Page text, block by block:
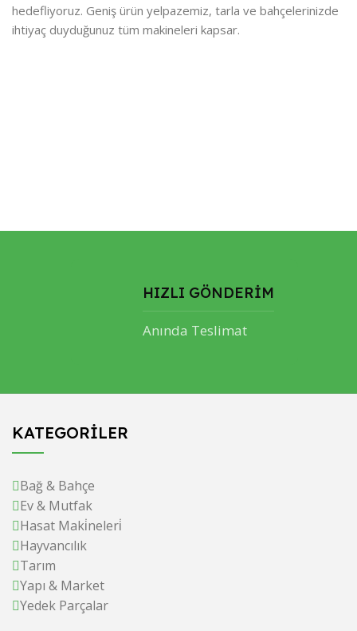
hedefliyoruz. Geniş ürün yelpazemiz, tarla ve bahçelerinizde
ihtiyaç duyduğunuz tüm makineleri kapsar.
HIZLI GÖNDERİM
Anında Teslimat
KATEGORİLER
Bağ & Bahçe
Ev & Mutfak
Hasat Maki̇neleri̇
Hayvancılık
Tarım
Yapı & Market
Yedek Parçalar